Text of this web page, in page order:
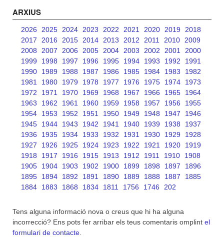
ARXIUS
2026 2025 2024 2023 2022 2021 2020 2019
2018
2017
2016 2015 2014 2013 2012 2011 2010
2009
2008
2007 2006 2005 2004 2003 2002 2001
2000
1999
1998 1997 1996 1995 1994 1993 1992
1991
1990
1989 1988 1987 1986 1985 1984 1983
1982
1981
1980 1979 1978 1977 1976 1975 1974
1973
1972
1971 1970 1969 1968 1967 1966 1965
1964
1963
1962 1961 1960 1959 1958 1957 1956
1955
1954
1953 1952 1951 1950 1949 1948 1947
1946
1945
1944 1943 1942 1941 1940 1939 1938
1937
1936
1935 1934 1933 1932 1931 1930 1929
1928
1927
1926 1925 1924 1923 1922 1921 1920
1919
1918
1917 1916 1915 1913 1912 1911 1910
1908
1905
1904 1903 1902 1900 1899 1898 1897
1896
1895
1894 1892 1891 1890 1889 1888 1887
1885
1884
1883 1868 1834 1811 1756 1746 202
Tens alguna informació nova o creus que hi ha alguna
incorrecció? Ens pots fer arribar els teus comentaris omplint el
formulari de contacte